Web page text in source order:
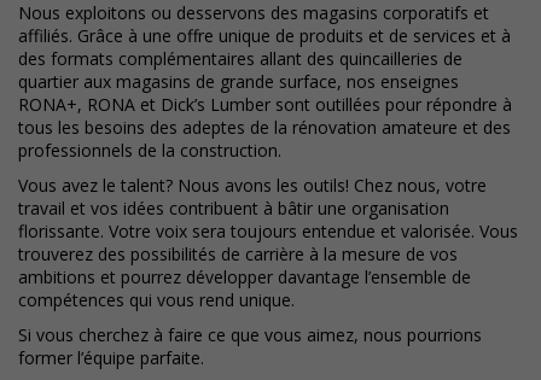
Nous exploitons ou desservons des magasins corporatifs et
affiliés. Grâce à une offre unique de produits et de services et à
des formats complémentaires allant des quincailleries de
quartier aux magasins de grande surface, nos enseignes
RONA+, RONA et Dick’s Lumber sont outillées pour répondre à
tous les besoins des adeptes de la rénovation amateure et des
professionnels de la construction.
Vous avez le talent? Nous avons les outils! Chez nous, votre
travail et vos idées contribuent à bâtir une organisation
florissante. Votre voix sera toujours entendue et valorisée. Vous
trouverez des possibilités de carrière à la mesure de vos
ambitions et pourrez développer davantage l’ensemble de
compétences qui vous rend unique.
Si vous cherchez à faire ce que vous aimez, nous pourrions
former l’équipe parfaite.